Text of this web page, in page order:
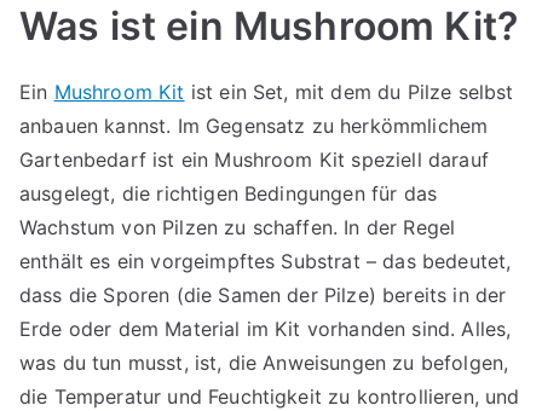
Was ist ein Mushroom Kit?
Ein Mushroom Kit ist ein Set, mit dem du Pilze selbst
anbauen kannst. Im Gegensatz zu herkömmlichem
Gartenbedarf ist ein Mushroom Kit speziell darauf
ausgelegt, die richtigen Bedingungen für das
Wachstum von Pilzen zu schaffen. In der Regel
enthält es ein vorgeimpftes Substrat – das bedeutet,
dass die Sporen (die Samen der Pilze) bereits in der
Erde oder dem Material im Kit vorhanden sind. Alles,
was du tun musst, ist, die Anweisungen zu befolgen,
die Temperatur und Feuchtigkeit zu kontrollieren, und